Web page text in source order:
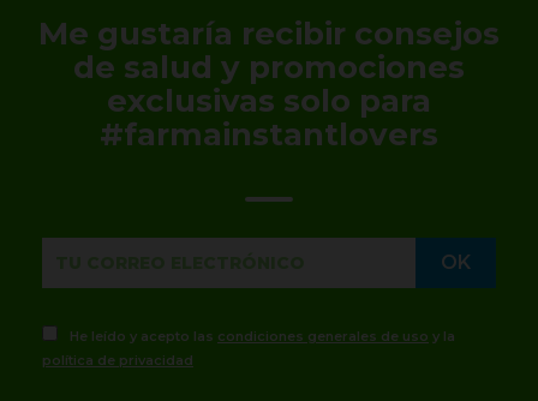
Me gustaría recibir consejos
de salud y promociones
exclusivas solo para
#farmainstantlovers
He leído y acepto las condiciones generales de uso y la
política de privacidad